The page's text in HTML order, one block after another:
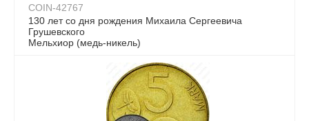
COIN-42767
130 лет со дня рождения Михаила Сергеевича
Грушевского
Мельхиор (медь-никель)